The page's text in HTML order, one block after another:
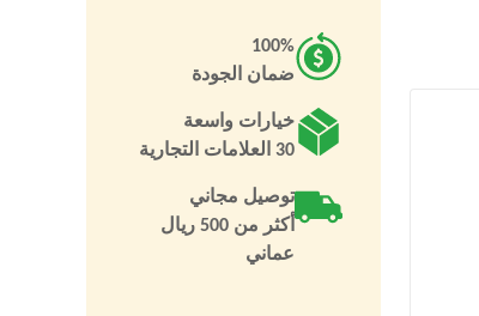
100%
ضمان الجودة
خيارات واسعة
30 العلامات التجارية
توصيل مجاني
أكثر من 500 ريال
عماني